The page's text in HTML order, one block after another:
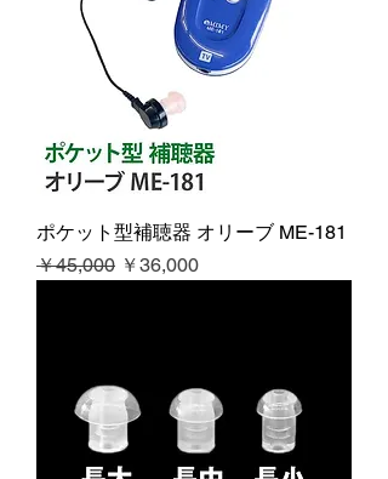
ポケット型補聴器 オリーブ ME-181
通常価格
￥45,000 セール価格
￥36,000